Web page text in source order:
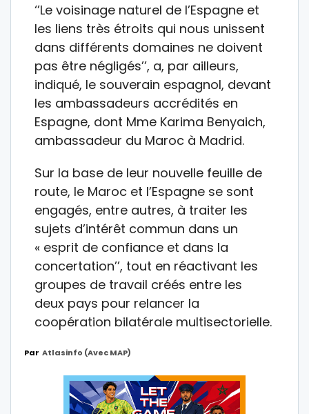
‘’Le voisinage naturel de l’Espagne et
les liens très étroits qui nous unissent
dans différents domaines ne doivent
pas être négligés’’, a, par ailleurs,
indiqué, le souverain espagnol, devant
les ambassadeurs accrédités en
Espagne, dont Mme Karima Benyaich,
ambassadeur du Maroc à Madrid.
Sur la base de leur nouvelle feuille de
route, le Maroc et l’Espagne se sont
engagés, entre autres, à traiter les
sujets d’intérêt commun dans un
« esprit de confiance et dans la
concertation’’, tout en réactivant les
groupes de travail créés entre les
deux pays pour relancer la
coopération bilatérale multisectorielle.
Par Atlasinfo (avec MAP)